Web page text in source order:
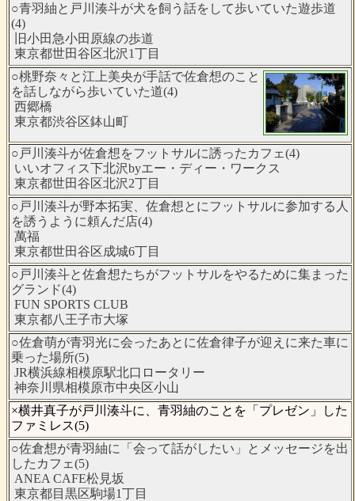
○青羽紬と戸川湊斗が犬を飼う話をして歩いていた遊歩道
(4)
旧小田急小田原線の歩道
東京都世田谷区北沢1丁目
○桃野奈々と江上美央が手話で佐倉想のこと
を話しながら歩いていた道(4)
西郷橋
東京都渋谷区鉢山町
○戸川湊斗が佐倉想をフットサルに誘ったカフェ(4)
いいオフィス下北沢byエー・ディー・ワークス
東京都世田谷区北沢2丁目
○戸川湊斗が野本拓実、佐倉想とにフットサルに参加する人
を誘うように頼んだ店(4)
萬福
東京都世田谷区成城6丁目
○戸川湊斗と佐倉想たちがフットサルをやるために集まった
グランド(4)
FUN SPORTS CLUB
東京都八王子市大塚
○佐倉萌が青羽光に会ったあとに佐倉律子が迎えに来た車に
乗った場所(5)
JR横浜線相模原駅北口ロータリー
神奈川県相模原市中央区小山
×横井真子が戸川湊斗に、青羽紬のことを「プレゼン」した
ファミレス(5)
○佐倉想が青羽紬に「会って話がしたい」とメッセージを出
したカフェ(5)
ANEA CAFE松見坂
東京都目黒区駒場1丁目